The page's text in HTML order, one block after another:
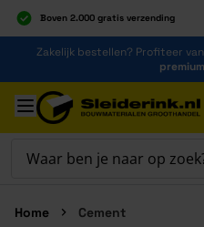
Boven 2.000 gratis verzending
Al 40 jaar dé specialist
Alles onder één dak
Ga naar de inhoud
Zakelijk bestellen? Profiteer
Ga naar hoofdinhoud
Home Cement